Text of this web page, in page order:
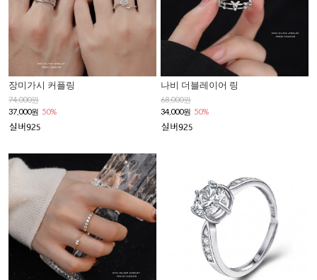
장미가시 커플링
74,000원
37,000원 50%
나비 더블레이어 링
68,000원
34,000원 50%